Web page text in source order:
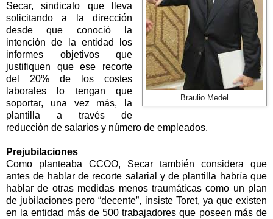
Braulio Medel
Secar, sindicato que lleva
solicitando a la dirección
desde que conoció la
intención de la entidad los
informes objetivos que
justifiquen que ese recorte
del 20% de los costes
laborales lo tengan que
soportar, una vez más, la
plantilla a través de
reducción de salarios y número de empleados.
Prejubilaciones
Como planteaba CCOO, Secar también considera que
antes de hablar de recorte salarial y de plantilla habría que
hablar de otras medidas menos traumáticas como un plan
de jubilaciones pero “decente”, insiste Toret, ya que existen
en la entidad más de 500 trabajadores que poseen más de